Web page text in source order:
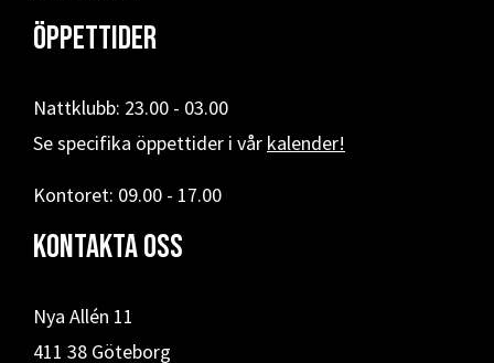
Öppettider
Nattklubb: 23.00 - 03.00
Se specifika öppettider i vår kalender!
Kontoret: 09.00 - 17.00
Kontakta oss
Nya Allén 11
411 38 Göteborg